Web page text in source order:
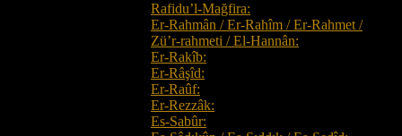
Rafidu’l-Mağfira:
Er-Rahmân / Er-Rahîm / Er-Rahmet /
Zü’r-rahmeti / El-Hannân:
Er-Rakîb:
Er-Râşîd:
Er-Raûf:
Er-Rezzâk:
Es-Sabûr: